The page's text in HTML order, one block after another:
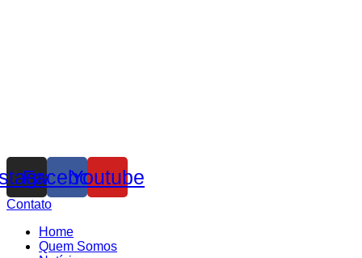
Facebook
Youtube
Contato
Home
Quem Somos